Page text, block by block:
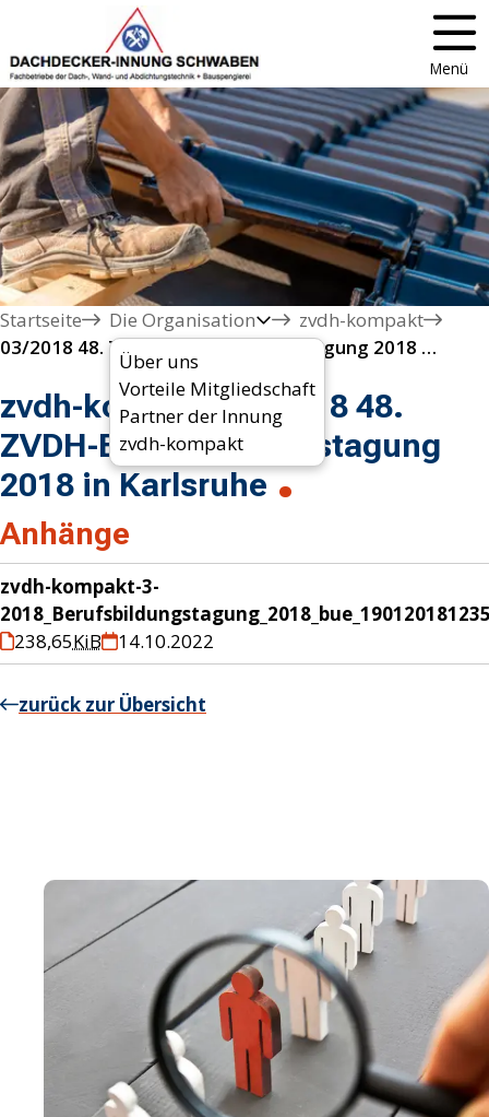
Menü
Startseite
Die Organisation
Über uns
Vorteile Mitgliedschaft
Partner der Innung
zvdh-kompakt
zvdh-kompakt
03/2018 48. ZVDH-Berufsbildungstagung 2018 in Karlsruhe
zvdh-kompakt 03/2018 48.
ZVDH-Berufsbildungstagung
2018 in Karlsruhe
Anhänge
zvdh-kompakt-3-
238,65KiB 14.10.2022
zurück zur Übersicht